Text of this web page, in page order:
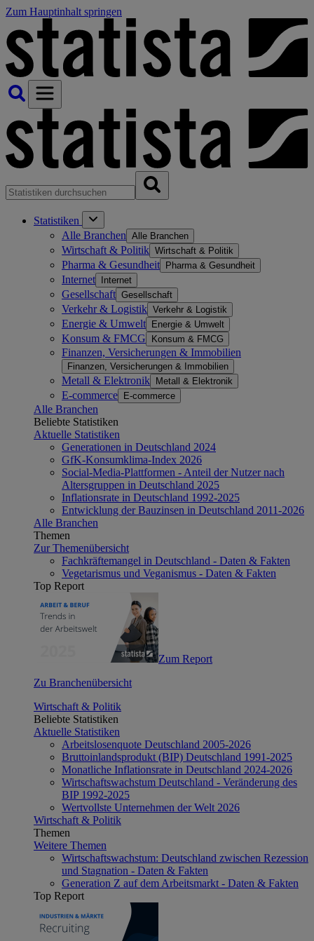
Zum Hauptinhalt springen
Statistiken
Alle Branchen Alle Branchen
Wirtschaft & Politik Wirtschaft & Politik
Pharma & Gesundheit Pharma & Gesundheit
Internet Internet
Gesellschaft Gesellschaft
Verkehr & Logistik Verkehr & Logistik
Energie & Umwelt Energie & Umwelt
Konsum & FMCG Konsum & FMCG
Finanzen, Versicherungen & Immobilien
Finanzen, Versicherungen & Immobilien
Metall & Elektronik Metall & Elektronik
E-commerce E-commerce
Alle Branchen
Beliebte Statistiken
Aktuelle Statistiken
Generationen in Deutschland 2024
GfK-Konsumklima-Index 2026
Social-Media-Plattformen - Anteil der Nutzer nach
Altersgruppen in Deutschland 2025
Inflationsrate in Deutschland 1992-2025
Entwicklung der Bauzinsen in Deutschland 2011-2026
Alle Branchen
Themen
Zur Themenübersicht
Fachkräftemangel in Deutschland - Daten & Fakten
Vegetarismus und Veganismus - Daten & Fakten
Top Report
Zum Report
Zu Branchenübersicht
Wirtschaft & Politik
Beliebte Statistiken
Aktuelle Statistiken
Arbeitslosenquote Deutschland 2005-2026
Bruttoinlandsprodukt (BIP) Deutschland 1991-2025
Monatliche Inflationsrate in Deutschland 2024-2026
Wirtschaftswachstum Deutschland - Veränderung des
BIP 1992-2025
Wertvollste Unternehmen der Welt 2026
Wirtschaft & Politik
Themen
Weitere Themen
Wirtschaftswachstum: Deutschland zwischen Rezession
und Stagnation - Daten & Fakten
Generation Z auf dem Arbeitsmarkt - Daten & Fakten
Top Report